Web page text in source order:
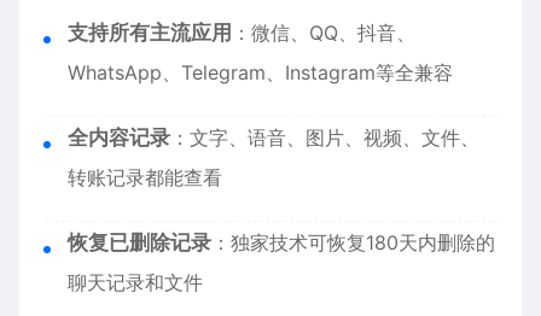
支持所有主流应用 ：微信、QQ、抖音、
WhatsApp、Telegram、Instagram等全兼容
全内容记录 ：文字、语音、图片、视频、文件、
转账记录都能查看
恢复已删除记录 ：独家技术可恢复180天内删除的
聊天记录和文件